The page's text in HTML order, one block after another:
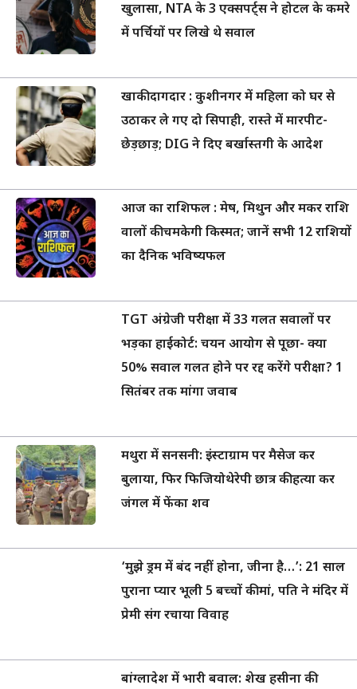
खुलासा, NTA के 3 एक्सपर्ट्स ने होटल के कमरे
में पर्चियों पर लिखे थे सवाल
खाकी दागदार : कुशीनगर में महिला को घर से
उठाकर ले गए दो सिपाही, रास्ते में मारपीट-
छेड़छाड़; DIG ने दिए बर्खास्तगी के आदेश
आज का राशिफल : मेष, मिथुन और मकर राशि
वालों की चमकेगी किस्मत; जानें सभी 12 राशियों
का दैनिक भविष्यफल
TGT अंग्रेजी परीक्षा में 33 गलत सवालों पर
भड़का हाईकोर्ट: चयन आयोग से पूछा- क्या
50% सवाल गलत होने पर रद्द करेंगे परीक्षा? 1
सितंबर तक मांगा जवाब
मथुरा में सनसनी: इंस्टाग्राम पर मैसेज कर
बुलाया, फिर फिजियोथेरेपी छात्र की हत्या कर
जंगल में फेंका शव
‘मुझे ड्रम में बंद नहीं होना, जीना है…’: 21 साल
पुराना प्यार भूली 5 बच्चों की मां, पति ने मंदिर में
प्रेमी संग रचाया विवाह
बांग्लादेश में भारी बवाल: शेख हसीना की